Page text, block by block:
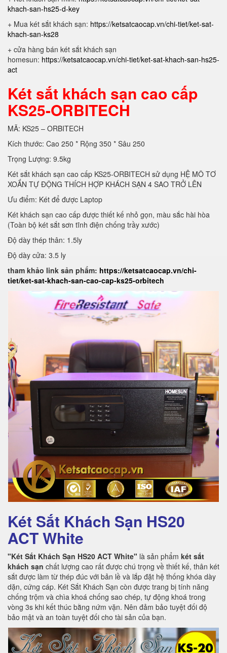
khach-san-hs25-d-key
+ Mua két sắt khách sạn: https://ketsatcaocap.vn/chi-tiet/ket-sat-
khach-san-ks28
+ cửa hàng bán két sắt khách sạn
homesun: https://ketsatcaocap.vn/chi-tiet/ket-sat-khach-san-hs25-
act
Két sắt khách sạn cao cấp
KS25-ORBITECH
MÃ: KS25 – ORBITECH
Kích thước: Cao 250 * Rộng 350 * Sâu 250
Trọng Lượng: 9.5kg
Két sắt khách sạn cao cấp KS25-ORBITECH sử dụng HỆ MÔ TƠ
XOẮN TỰ ĐỘNG THÍCH HỢP KHÁCH SẠN 4 SAO TRỞ LÊN
Ưu điểm: Két để được Laptop
Két khách sạn cao cấp được thiết kế nhỏ gọn, màu sắc hài hòa
(Toàn bộ két sắt sơn tĩnh điện chống trầy xước)
Độ dày thép thân: 1.5ly
Độ dày cửa: 3.5 ly
tham khảo link sản phẩm: https://ketsatcaocap.vn/chi-
tiet/ket-sat-khach-san-cao-cap-ks25-orbitech
Két Sắt Khách Sạn HS20
ACT White
"Két Sắt Khách Sạn HS20 ACT White" là sản phẩm két sắt
khách sạn chất lượng cao rất được chú trọng về thiết kế, thân két
sắt được làm từ thép đúc với bản lề và lắp đặt hệ thống khóa dày
dặn, cứng cáp. Két Sắt Khách Sạn còn được trang bị tính năng
chống trộm và chìa khoá chống sao chép, tự động khoá trong
vòng 3s khi kết thúc bằng nứm vặn. Nên đảm bảo tuyệt đối độ
bảo mật và an toàn tuyệt đối cho tài sản của bạn.